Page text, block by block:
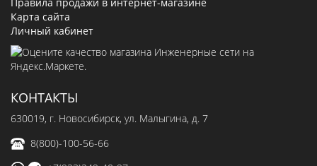
Карта сайта
Личный кабинет
КОНТАКТЫ
630019, г. Новосибирск, ул. Малыгина, д. 7
8(800)-100-56-66